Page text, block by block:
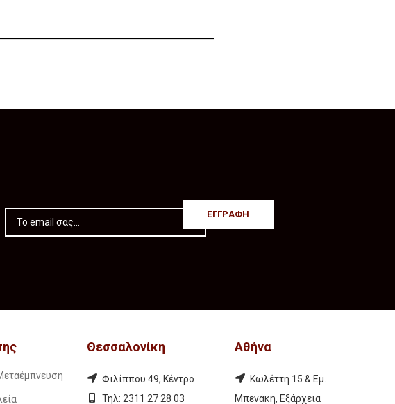
Θεσσαλονίκη
Φιλίππου 49, Κέντρο
Τηλ: 2311 27 28 03
Αθήνα
Κωλέττη 15 & Εμ.
Μπενάκη, Εξάρχεια